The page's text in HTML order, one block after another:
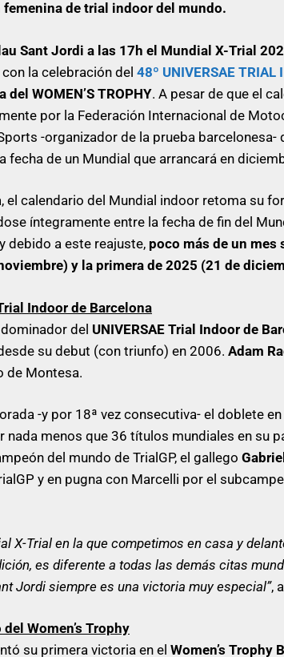
de trial indoor del mundo.
Sant Jordi a las 17h el Mundial X-Trial
la celebración del 48º UNIVERSAE TRIAL
WOMEN’S TROPHY. A pesar de que el
por la Federación Internacional de
-organizador de la prueba barcelonesa-
fecha de un Mundial que arrancará en
el calendario del Mundial indoor retoma su
íntegramente entre la fecha de fin del
debido a este reajuste, poco más de un mes
y la primera de 2025 (21 de
Indoor de Barcelona
del UNIVERSAE Trial Indoor de
su debut (con triunfo) en 2006. Adam
de Montesa.
-y por 18ª vez consecutiva- el doblete
nada menos que 36 títulos mundiales en su
del mundo de TrialGP, el gallego
y en pugna con Marcelli por el
X-Trial en la que competimos en casa y
es diferente a todas las demás citas
Jordi siempre es una victoria muy especial”,
Women’s Trophy
su primera victoria en el Women’s Trophy